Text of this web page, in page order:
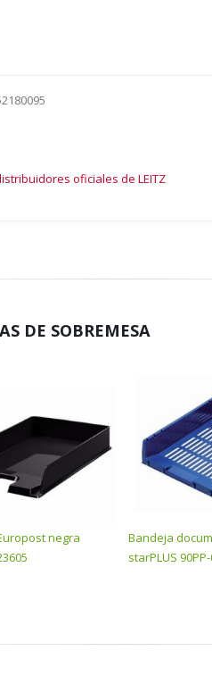
oficiales de LEITZ
DE SOBREMESA
negra
Bandeja
starPLUS